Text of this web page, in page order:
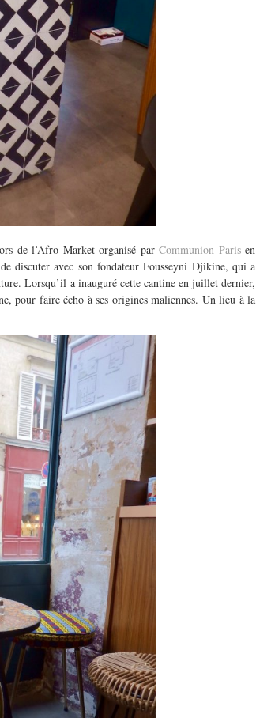
de l’Afro Market organisé parCommunion Parisen
discuter avec son fondateur Fousseyni Djikine, qui a
Lorsqu’il a inauguré cette cantine en juillet dernier,
pour faire écho à ses origines maliennes. Un lieu à la